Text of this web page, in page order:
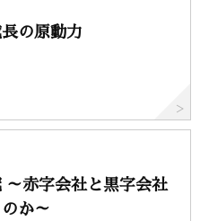
の原動力
赤字会社と黒字会社
か～